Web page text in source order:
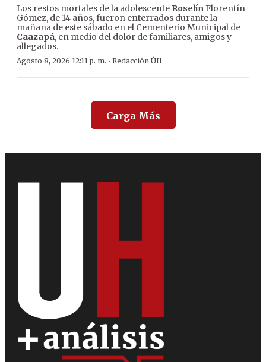
Los restos mortales de la adolescente RoselínFlorentín
Gómez, de 14 años, fueron enterrados durante la
mañana de este sábado en el Cementerio Municipal de
Caazapá, en medio del dolor de familiares, amigos y
allegados.
Agosto 8, 2026 12:11 p. m. · Redacción ÚH
Carga Más